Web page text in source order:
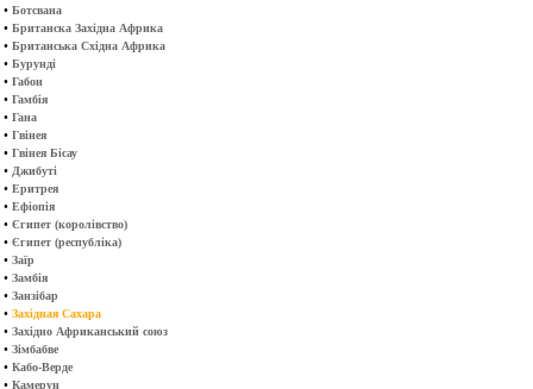
• Ботсвана
• Британска Західна Африка
• Британська Східна Африка
• Бурунді
• Габон
• Гамбія
• Гана
• Гвінея
• Гвінея Бісау
• Джибуті
• Еритрея
• Ефіопія
• Єгипет (королівство)
• Єгипет (республіка)
• Заїр
• Замбія
• Занзібар
• Західная Сахара
• Західно Африканський союз
• Зімбабве
• Кабо-Верде
• Камерун